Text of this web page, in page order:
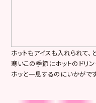
ホットもアイスも入れられて
寒いこの季節にホットのドリ
ホッと一息するのにいかがで